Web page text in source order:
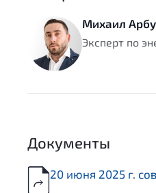
Михаил
Эксперт по
Документы
20 июня 2025 г.